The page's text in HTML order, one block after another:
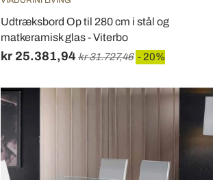
Udtræksbord Op til 280 cm i stål og
matkeramisk glas - Viterbo
kr 25.381,94kr 31.727,46 - 20%